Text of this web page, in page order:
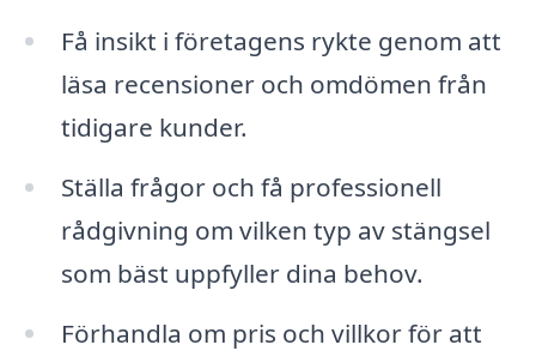
Få insikt i företagens rykte genom att
läsa recensioner och omdömen från
tidigare kunder.
Ställa frågor och få professionell
rådgivning om vilken typ av stängsel
som bäst uppfyller dina behov.
Förhandla om pris och villkor för att